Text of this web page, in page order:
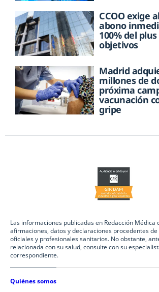
CCOO exige
abono
100% del
objetivos
Madrid
millones de
próxima
vacunación
gripe
Las informaciones publicadas en Redacción Médica
afirmaciones, datos y declaraciones procedentes
oficiales y profesionales sanitarios. No obstante,
relacionada con su salud, consulte con su
correspondiente.
Quiénes somos